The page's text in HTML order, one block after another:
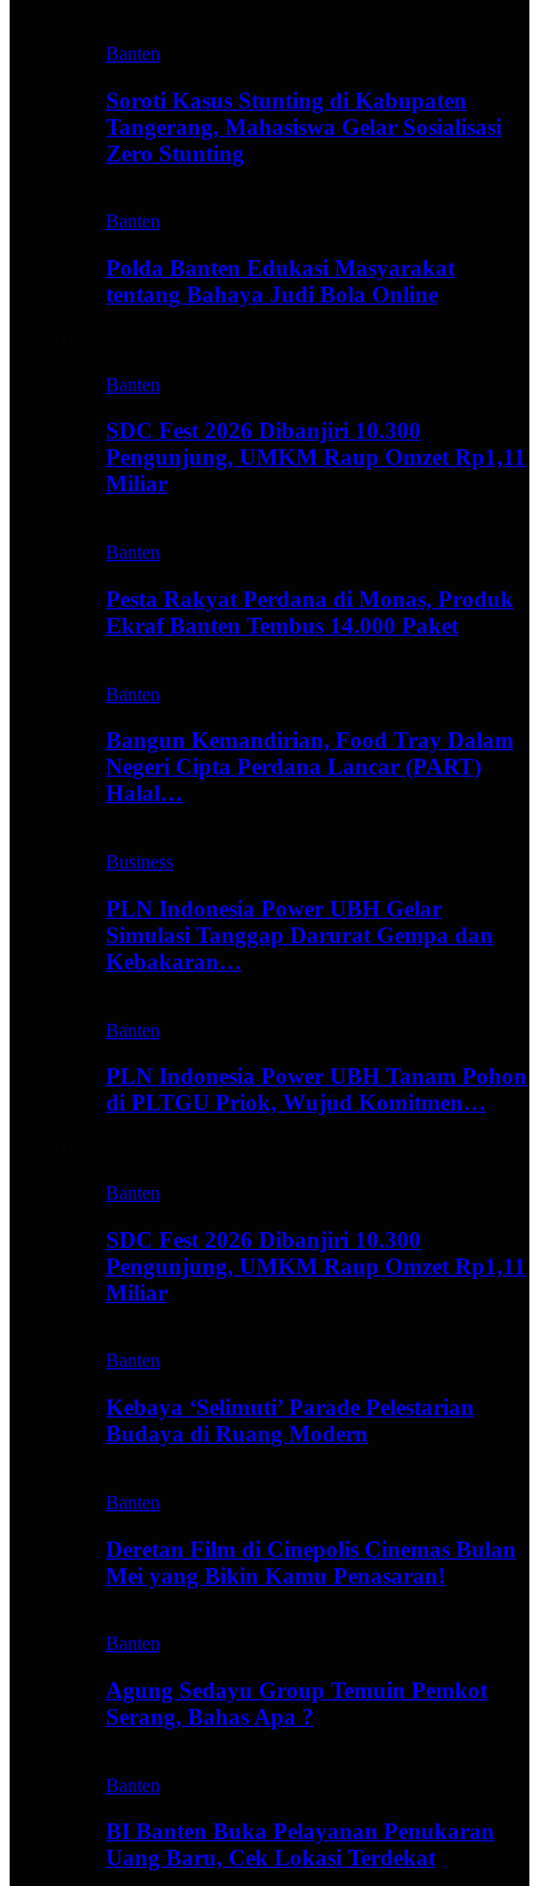
Banten
Soroti Kasus Stunting di Kabupaten
Tangerang, Mahasiswa Gelar Sosialisasi
Zero Stunting
Banten
Polda Banten Edukasi Masyarakat
tentang Bahaya Judi Bola Online
Banten
SDC Fest 2026 Dibanjiri 10.300
Pengunjung, UMKM Raup Omzet Rp1,11
Miliar
Banten
Pesta Rakyat Perdana di Monas, Produk
Ekraf Banten Tembus 14.000 Paket
Banten
Bangun Kemandirian, Food Tray Dalam
Negeri Cipta Perdana Lancar (PART)
Halal…
Business
PLN Indonesia Power UBH Gelar
Simulasi Tanggap Darurat Gempa dan
Kebakaran…
Banten
PLN Indonesia Power UBH Tanam Pohon
di PLTGU Priok, Wujud Komitmen…
Banten
SDC Fest 2026 Dibanjiri 10.300
Pengunjung, UMKM Raup Omzet Rp1,11
Miliar
Banten
Kebaya ‘Selimuti’ Parade Pelestarian
Budaya di Ruang Modern
Banten
Deretan Film di Cinepolis Cinemas Bulan
Mei yang Bikin Kamu Penasaran!
Banten
Agung Sedayu Group Temuin Pemkot
Serang, Bahas Apa ?
Banten
BI Banten Buka Pelayanan Penukaran
Uang Baru, Cek Lokasi Terdekat